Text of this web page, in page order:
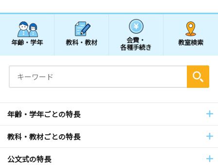
年齢・学年 教科・教材 会費・
各種手続き
教室検索
年齢・学年ごとの特長
教科・教材ごとの特長
公文式の特長